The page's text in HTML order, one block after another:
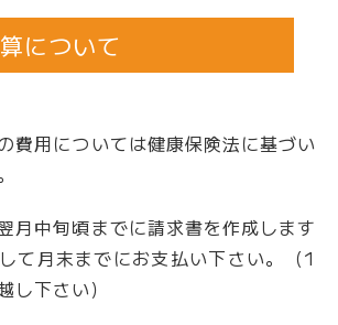
について
費用については健康保険法に基づい
月中旬頃までに請求書を作成します
て月末までにお支払い下さい。（1
し下さい）